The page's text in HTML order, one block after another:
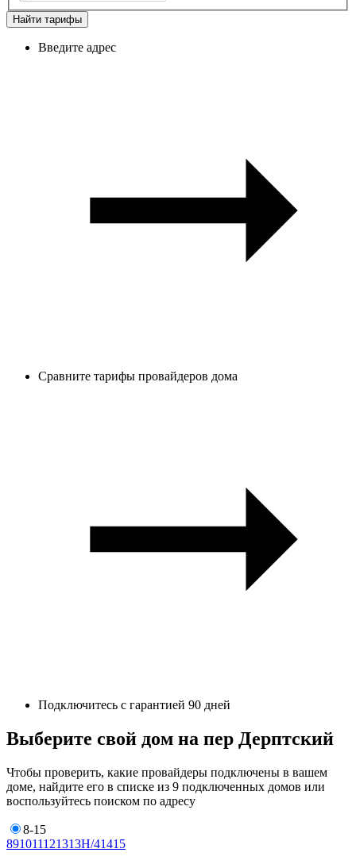
Найти тарифы
Введите адрес
Сравните тарифы провайдеров дома
Подключитесь с гарантией 90 дней
Выберите свой дом на пер Дерптский
Чтобы проверить, какие провайдеры подключены в вашем
доме, найдите его в списке из 9 подключенных домов или
воспользуйтесь поиском по адресу
8-15
891011121313Н/41415